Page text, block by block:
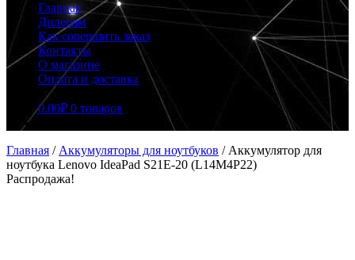
Главная
Дилерам
Как совершить заказ
Контакты
О магазине
Оплата и доставка
0.00₽ 0 товаров
Главная / Аккумуляторы для ноутбуков / Аккумулятор для
ноутбука Lenovo IdeaPad S21E-20 (L14M4P22)
Распродажа!